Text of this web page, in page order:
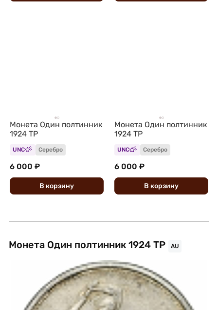
Монета Один полтинник
1924 ТР
UNC Серебро
6 000 ₽
В корзину
Монета Один полтинник
1924 ТР
UNC Серебро
6 000 ₽
В корзину
Монета Один полтинник 1924 ТР AU